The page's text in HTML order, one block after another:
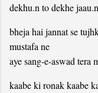
dekhu.n to dekhe
bheja hai jannat se
mustafa ne
aye sang-e-aswad tera
kaabe ki ronak kaabe